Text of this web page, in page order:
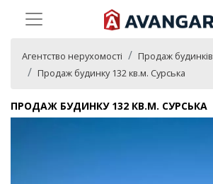
Агентство нерухомості
Продаж будинків
Продаж будинку 132 кв.м. Сурська
ПРОДАЖ БУДИНКУ 132 КВ.М. СУРСЬКА